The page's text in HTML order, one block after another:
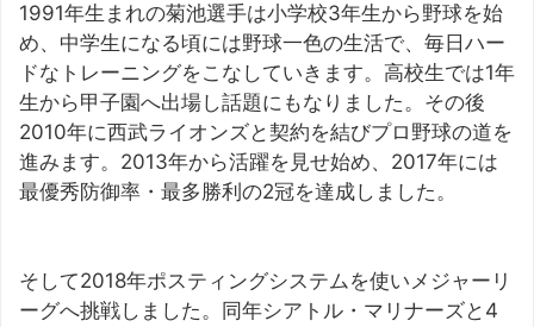
1991年生まれの菊池選手は小学校3年生から野球を始
め、中学生になる頃には野球一色の生活で、毎日ハー
ドなトレーニングをこなしていきます。高校生では1年
生から甲子園へ出場し話題にもなりました。その後
2010年に西武ライオンズと契約を結びプロ野球の道を
進みます。2013年から活躍を見せ始め、2017年には
最優秀防御率・最多勝利の2冠を達成しました。
そして2018年ポスティングシステムを使いメジャーリ
ーグへ挑戦しました。同年シアトル・マリナーズと4